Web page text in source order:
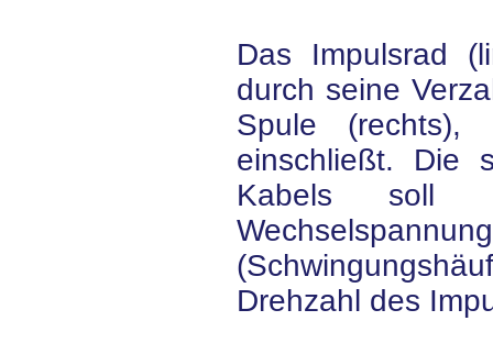
Das Impulsrad
durch seine
Spule (rechts),
einschließt. Die
Kabels soll
Drehzahl des